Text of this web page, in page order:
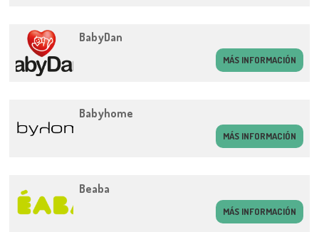
BabyDan
MÁS INFORMACIÓN
Babyhome
MÁS INFORMACIÓN
Beaba
MÁS INFORMACIÓN